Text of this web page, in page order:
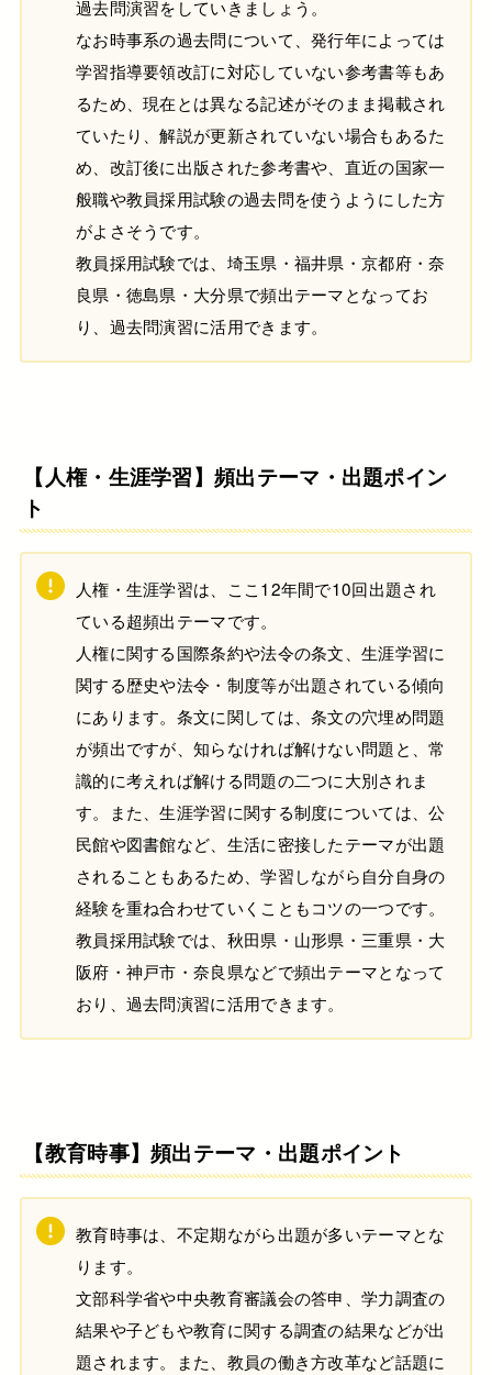
過去問演習をしていきましょう。
なお時事系の過去問について、発行年によっては
学習指導要領改訂に対応していない参考書等もあ
るため、現在とは異なる記述がそのまま掲載され
ていたり、解説が更新されていない場合もあるた
め、改訂後に出版された参考書や、直近の国家一
般職や教員採用試験の過去問を使うようにした方
がよさそうです。
教員採用試験では、埼玉県・福井県・京都府・奈
良県・徳島県・大分県で頻出テーマとなってお
り、過去問演習に活用できます。
【人権・生涯学習】頻出テーマ・出題ポイン
ト
人権・生涯学習は、ここ12年間で10回出題され
ている超頻出テーマです。
人権に関する国際条約や法令の条文、生涯学習に
関する歴史や法令・制度等が出題されている傾向
にあります。条文に関しては、条文の穴埋め問題
が頻出ですが、知らなければ解けない問題と、常
識的に考えれば解ける問題の二つに大別されま
す。また、生涯学習に関する制度については、公
民館や図書館など、生活に密接したテーマが出題
されることもあるため、学習しながら自分自身の
経験を重ね合わせていくこともコツの一つです。
教員採用試験では、秋田県・山形県・三重県・大
阪府・神戸市・奈良県などで頻出テーマとなって
おり、過去問演習に活用できます。
【教育時事】頻出テーマ・出題ポイント
教育時事は、不定期ながら出題が多いテーマとな
ります。
文部科学省や中央教育審議会の答申、学力調査の
結果や子どもや教育に関する調査の結果などが出
題されます。また、教員の働き方改革など話題に